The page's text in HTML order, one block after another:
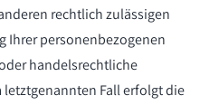
rechtlich zulässigen
Ihrer personenbezogenen
handelsrechtliche
Fall erfolgt die